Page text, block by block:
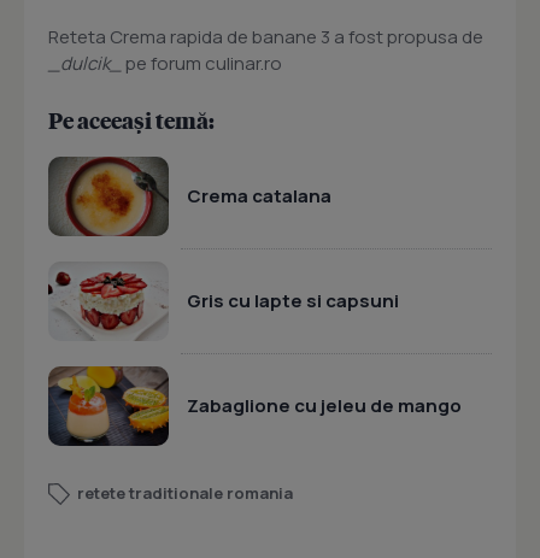
Reteta Crema rapida de banane 3 a fost propusa de
_dulcik_ pe forum culinar.ro
Pe aceeași temă:
Crema catalana
Gris cu lapte si capsuni
Zabaglione cu jeleu de mango
retete traditionale romania